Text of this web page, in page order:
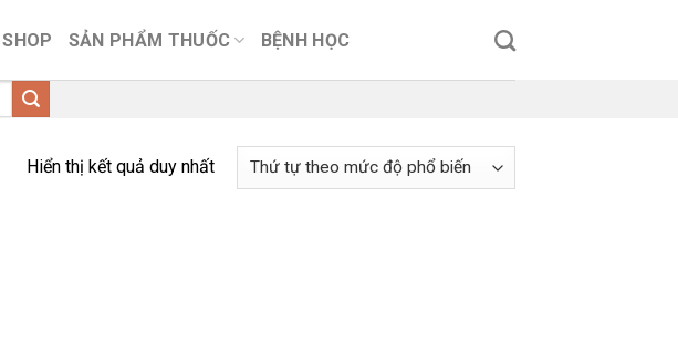
SHOP SẢN PHẨM THUỐC BỆNH HỌC
Hiển thị kết quả duy nhất